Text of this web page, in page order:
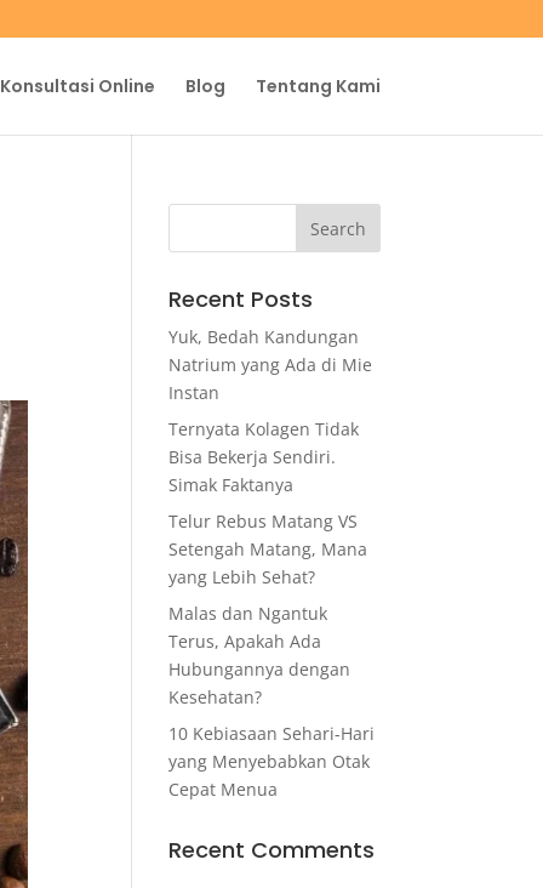
Konsultasi Online Blog Tentang Kami
Recent Posts
Yuk, Bedah Kandungan
Natrium yang Ada di Mie
Instan
Ternyata Kolagen Tidak
Bisa Bekerja Sendiri.
Simak Faktanya
Telur Rebus Matang VS
Setengah Matang, Mana
yang Lebih Sehat?
Malas dan Ngantuk
Terus, Apakah Ada
Hubungannya dengan
Kesehatan?
10 Kebiasaan Sehari-Hari
yang Menyebabkan Otak
Cepat Menua
Recent Comments